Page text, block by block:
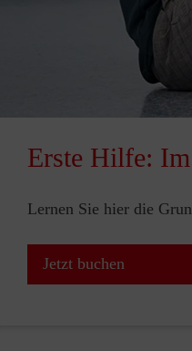
Erste Hilfe:
Lernen Sie hier die
Jetzt buchen